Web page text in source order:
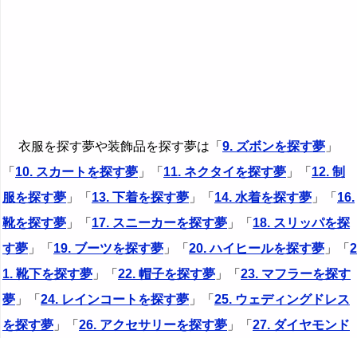
衣服を探す夢や装飾品を探す夢は「 9. ズボンを探す夢 」
「 10. スカートを探す夢 」「 11. ネクタイを探す夢 」「 12. 制
服を探す夢 」「 13. 下着を探す夢 」「 14. 水着を探す夢 」「 16.
靴を探す夢 」「 17. スニーカーを探す夢 」「 18. スリッパを探
す夢 」「 19. ブーツを探す夢 」「 20. ハイヒールを探す夢 」「 2
1. 靴下を探す夢 」「 22. 帽子を探す夢 」「 23. マフラーを探す
夢 」「 24. レインコートを探す夢 」「 25. ウェディングドレス
を探す夢 」「 26. アクセサリーを探す夢 」「 27. ダイヤモンド